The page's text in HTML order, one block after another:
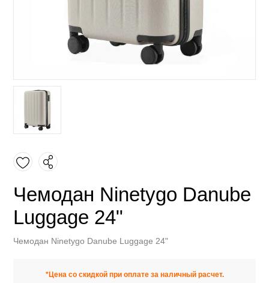
Чемодан Ninetygo Danube
Luggage 24"
Чемодан Ninetygo Danube Luggage 24"
*Цена со скидкой при оплате за наличный расчет.